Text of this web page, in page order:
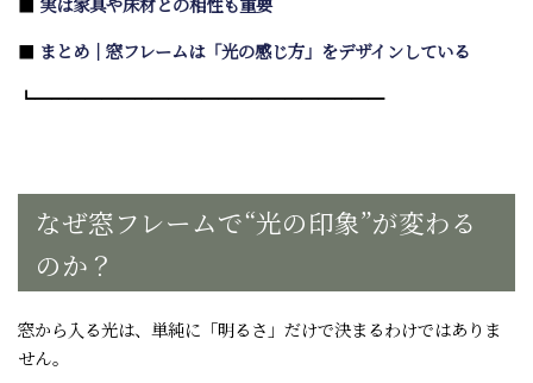
■ まとめ｜窓フレームは「光の感じ方」をデザインしている
┗━━━━━━━━━━━━━━━━━━━━━
なぜ窓フレームで“光の印象”が変わる
のか？
窓から入る光は、単純に「明るさ」だけで決まるわけではありま
せん。